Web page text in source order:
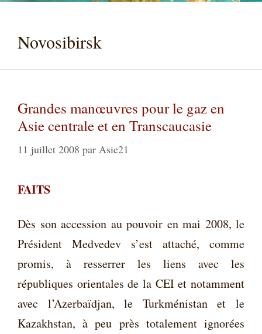
Novosibirsk
Grandes manœuvres pour le gaz en
Asie centrale et en Transcaucasie
11 juillet 2008 par Asie21
FAITS
Dès son accession au pouvoir en mai 2008, le
Président Medvedev s’est attaché, comme
promis, à resserrer les liens avec les
républiques orientales de la CEI et notamment
avec l’Azerbaïdjan, le Turkménistan et le
Kazakhstan, à peu près totalement ignorées